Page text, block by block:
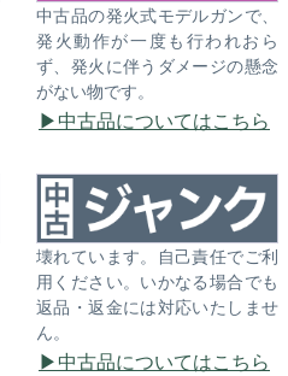
中古品の発火式モデルガンで、
発火動作が一度も行われおら
ず、発火に伴うダメージの懸念
がない物です。
中古品についてはこちら
壊れています。自己責任でご利
用ください。いかなる場合でも
返品・返金には対応いたしませ
ん。
中古品についてはこちら